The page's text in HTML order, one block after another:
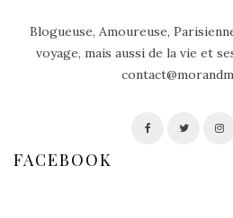
Blogueuse, Amoureuse,
voyage, mais aussi de la vie et
FACEBOOK